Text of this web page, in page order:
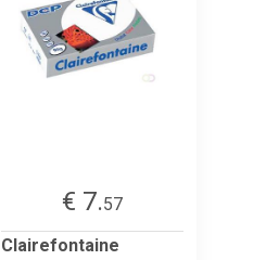
€ 7.57
Clairefontaine